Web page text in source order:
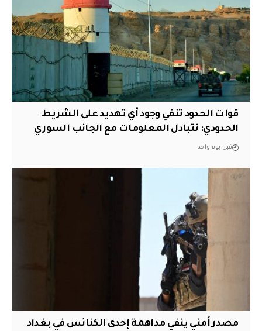
قوات الحدود تنفي وجود أي تهديد على الشريط
الحدودي: نتبادل المعلومات مع الجانب السوري
قبل يوم واحد
مصدر أمني ينفي مداهمة إحدى الكنائس في بغداد